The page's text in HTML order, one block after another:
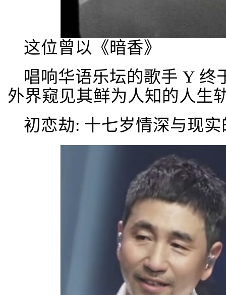
这位曾以《暗香》
唱响华语乐坛的歌手 Y 终
外界窥见其鲜为人知的人生
初恋劫: 十七岁情深与现